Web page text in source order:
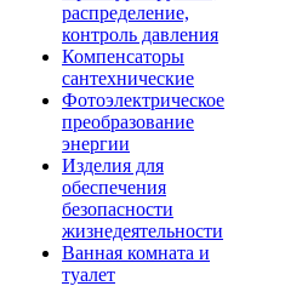
распределение,
контроль давления
Компенсаторы
сантехнические
Фотоэлектрическое
преобразование
энергии
Изделия для
обеспечения
безопасности
жизнедеятельности
Ванная комната и
туалет